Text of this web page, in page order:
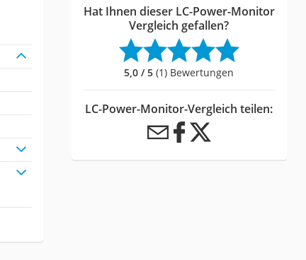
Hat Ihnen dieser LC-Power-Monitor
Vergleich gefallen?
5,0 / 5 (1) Bewertungen
LC-Power-Monitor-Vergleich teilen: